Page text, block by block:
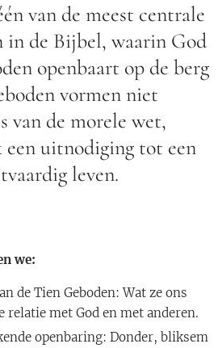
van de meest centrale
in de Bijbel, waarin God
openbaart op de berg
vormen niet
van de morele wet,
een uitnodiging tot een
leven.
we:
de Tien Geboden: Wat ze ons
relatie met God en met anderen.
openbaring: Donder, bliksem